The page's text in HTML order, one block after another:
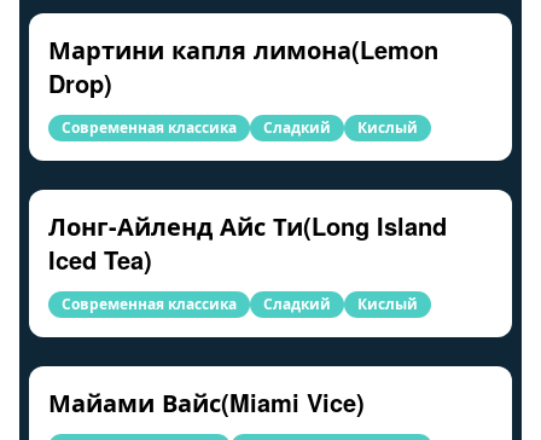
Мартини капля лимона(Lemon
Drop)
Современная классика Сладкий Кислый
Лонг-Айленд Айс Ти(Long Island
Iced Tea)
Современная классика Сладкий Кислый
Майами Вайс(Miami Vice)